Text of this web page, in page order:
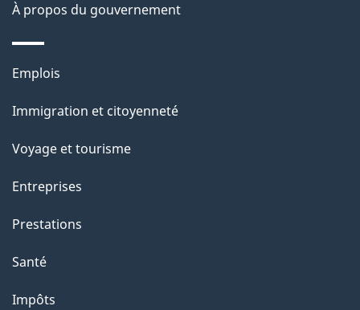
g
e
À propos du gouvernement
Thèmes
sujets
Emplois
Immigration et citoyenneté
Voyage et tourisme
Entreprises
Prestations
Santé
Impôts